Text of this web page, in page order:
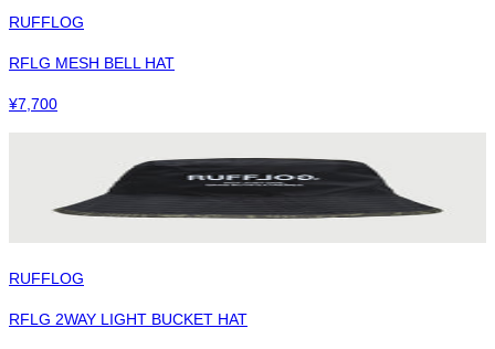
RUFFLOG
RFLG MESH BELL HAT
¥7,700
RUFFLOG
RFLG 2WAY LIGHT BUCKET HAT